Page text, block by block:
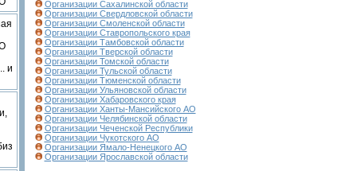
и
Организации Сахалинской области
Организации Свердловской области
Организации Смоленской области
Организации Ставропольского края
Организации Тамбовской области
Организации Тверской области
Организации Томской области
Организации Тульской области
Организации Тюменской области
Организации Ульяновской области
Организации Хабаровского края
Организации Ханты-Мансийского АО
Организации Челябинской области
Организации Чеченской Республики
Организации Чукотского АО
Организации Ямало-Ненецкого АО
Организации Ярославской области